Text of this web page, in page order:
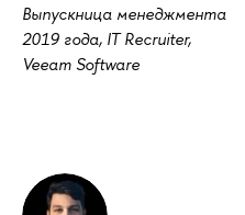
Выпускница менеджмента
2019 года, IT Recruiter,
Veeam Software